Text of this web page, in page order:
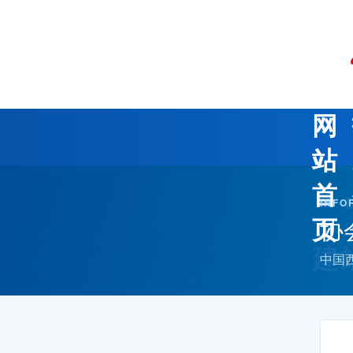
网
站
首
页
协
中国